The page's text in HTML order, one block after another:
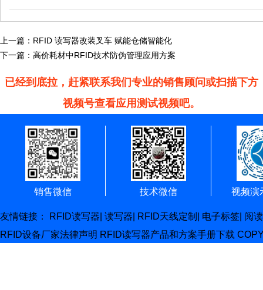
上一篇： RFID 读写器改装叉车 赋能仓储智能化
下一篇： 高价耗材中RFID技术防伪管理应用方案
已经到底拉，赶紧联系我们专业的销售顾问或扫描下方
视频号查看应用测试视频吧。
销售微信 技术微信 视频演
友情链接： RFID读写器 读写器 RFID天线定制 电子标签 阅
RFID设备厂家法律声明 RFID读写器产品和方案手册下载